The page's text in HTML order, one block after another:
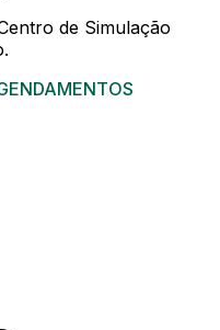
de Simulação